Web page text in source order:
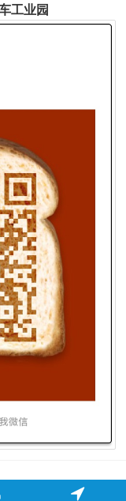
工业园